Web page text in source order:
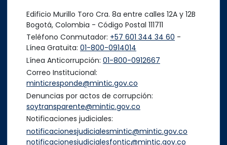
Edificio Murillo Toro Cra. 8a entre calles 12A y 12B
Bogotá, Colombia - Código Postal 111711
Teléfono Conmutador: +57 601 344 34 60 -
Línea Gratuita: 01-800-0914014
Línea Anticorrupción: 01-800-0912667
Correo Institucional:
minticresponde@mintic.gov.co
Denuncias por actos de corrupción:
soytransparente@mintic.gov.co
Notificaciones judiciales:
notificacionesjudicialesmintic@mintic.gov.co
notificacionesjudicialesfontic@mintic.gov.co